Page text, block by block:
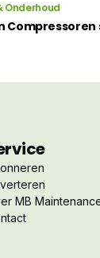
Onderhoud
Compressoren
MB